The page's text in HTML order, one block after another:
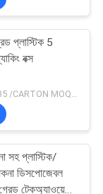
86
প্লাস্টিক 5
বক্স
USD15-USD35 /CARTON MOQ:100 কার্টন
সহ প্লাস্টিক/
ডিসপোজেবল
টেকঅ্যাওয়ে